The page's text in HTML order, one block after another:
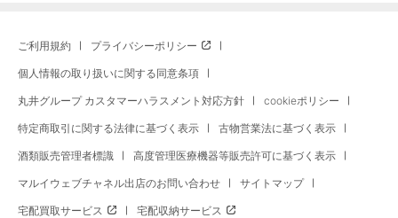
ご利用規約 プライバシーポリシー
個人情報の取り扱いに関する同意条項
丸井グループ カスタマーハラスメント対応方針 cookieポリシー
特定商取引に関する法律に基づく表示 古物営業法に基づく表示
酒類販売管理者標識 高度管理医療機器等販売許可に基づく表示
マルイウェブチャネル出店のお問い合わせ サイトマップ
宅配買取サービス 宅配収納サービス